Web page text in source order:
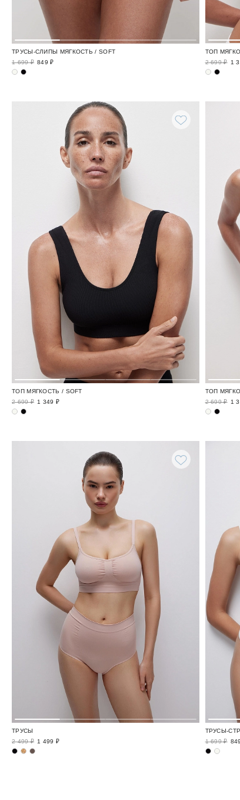
ТРУСЫ-СЛИПЫ МЯГКОСТЬ / SOFT
1 699 ₽ 849 ₽
ТОП
2 699 ₽ 1
ТОП МЯГКОСТЬ / SOFT
2 699 ₽ 1 349 ₽
ТОП
2 699 ₽ 1
ТРУСЫ
2 499 ₽ 1 499 ₽
ТРУСЫ-
1 699 ₽